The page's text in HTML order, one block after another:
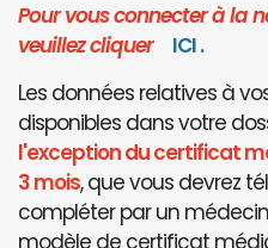
Pour vous connecter à la
veuillez cliquer ICI.
Les données relatives à
disponibles dans votre
l'exception du certificat
3 mois, que vous devrez
compléter par un médecin